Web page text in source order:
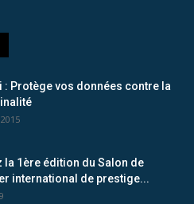
: Protège vos données contre la
la 1ère édition du Salon de
international de prestige...